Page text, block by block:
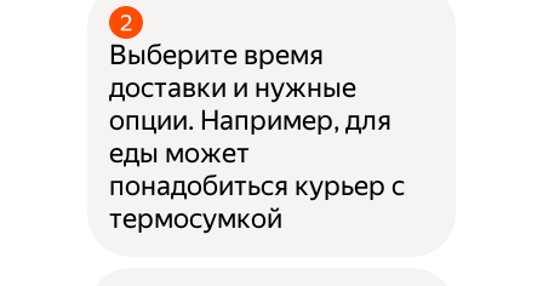
Выберите время
доставки и нужные
опции. Например, для
еды может
понадобиться курьер с
термосумкой